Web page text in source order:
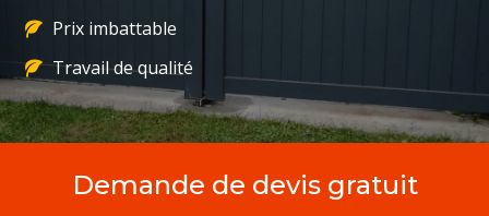
Prix imbattable
Travail de qualité
Demande de devis gratuit